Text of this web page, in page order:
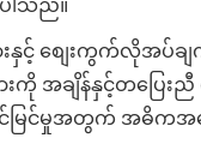
ါသည်။
နှင့် စျေးကွက်လိုအပ်ချ
ားကို အချိန်နှင့်တပြေ
ြင်မှုအတွက် အဓိကအကြ